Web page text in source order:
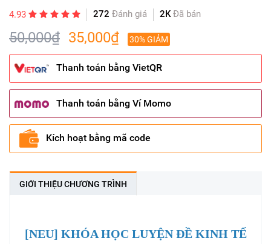
4.93 272 Đánh giá 2KĐã bán
50,000₫ 35,000₫ 30% GIẢM
Thanh toán bằng VietQR
Thanh toán bằng Ví Momo
Kích hoạt bằng mã code
GIỚI THIỆU CHƯƠNG TRÌNH
[NEU] KHÓA HỌC LUYỆN ĐỀ KINH TẾ